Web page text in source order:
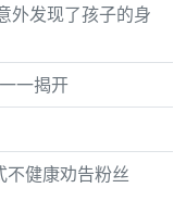
外发现了孩子的身
一揭开
不健康劝告粉丝